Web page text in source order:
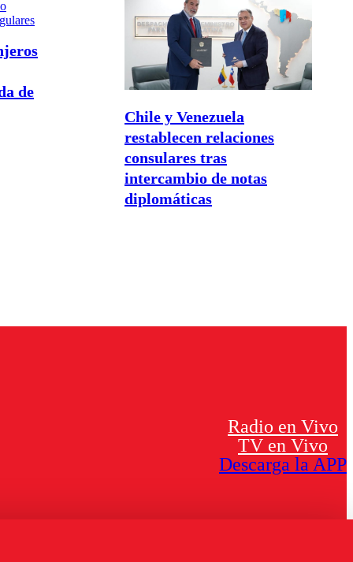
de
Chile y Venezuela
restablecen relaciones
consulares tras
intercambio de notas
diplomáticas
Radio en Vivo
TV en Vivo
Descarga la APP